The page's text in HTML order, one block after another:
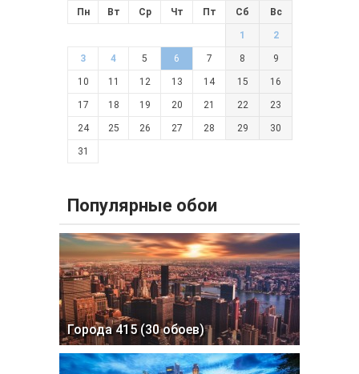
Пн Вт Ср Чт Пт Сб Вс
1 2
3 4 5 6 7 8 9
10 11 12 13 14 15 16
17 18 19 20 21 22 23
24 25 26 27 28 29 30
31
Популярные обои
Города 415 (30 обоев)